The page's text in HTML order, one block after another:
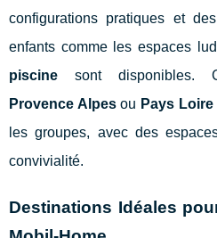
configurations pratiques et
enfants comme les espaces
piscine sont disponibles.
Provence Alpesou Pays Loire
les groupes, avec des
convivialité.
Destinations Idéales